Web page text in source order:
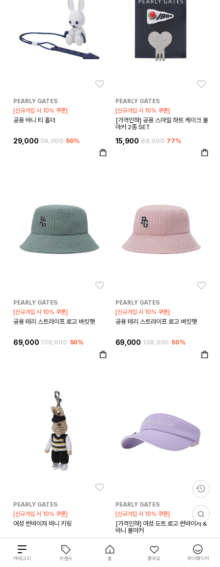
PEARLY GATES
[신규가입 시 10% 쿠폰]
공용 바니 티 홀더
29,000 58,000 50%
PEARLY GATES
[신규가입 시 10% 쿠폰]
[가격인하] 공용 스마일 하트 케이크 볼
마커 2종 SET
15,900 68,000 77%
PEARLY GATES
[신규가입 시 10% 쿠폰]
공용 테리 스트라이프 로고 버킷햇
69,000 138,000 50%
PEARLY GATES
[신규가입 시 10% 쿠폰]
공용 테리 스트라이프 로고 버킷햇
69,000 138,000 50%
PEARLY GATES
[신규가입 시 10% 쿠폰]
여성 썬바이저 바니 키링
70,400 88,000 20%
PEARLY GATES
[신규가입 시 10% 쿠폰]
[가격인하] 여성 도트 로고 썬바이저 &
바니 볼마커
118,000
카테고리 브랜드 홈 좋아요 마이페이지